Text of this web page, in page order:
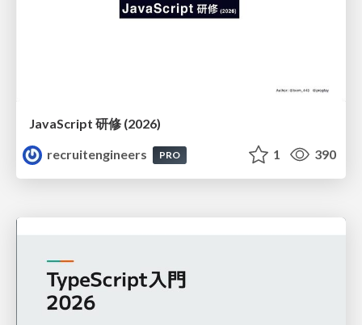
JavaScript 研修 (2026)
recruitengineers
PRO 1 390